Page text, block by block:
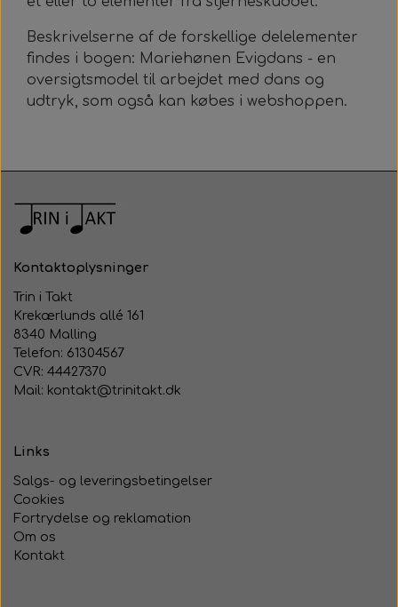
Beskrivelserne af de forskellige delelementer
findes i bogen: Mariehønen Evigdans - en
oversigtsmodel til arbejdet med dans og
udtryk, som også kan købes i webshoppen.
Kontaktoplysninger
Trin i Takt
Krekærlunds allé 161
8340 Malling
Telefon: 61304567
CVR: 44427370
Mail: kontakt@trinitakt.dk
Links
Salgs- og leveringsbetingelser
Cookies
Fortrydelse og reklamation
Om os
Kontakt